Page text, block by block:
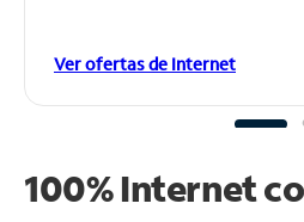
Ver ofertas de Internet
100% Internet